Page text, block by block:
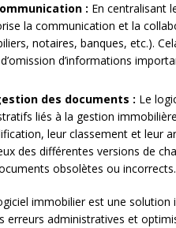
: En centralisant
la communication et la
notaires, banques, etc.).
d’informations
des documents : Le
liés à la gestion
leur classement et leur
des différentes versions de
obsolètes ou incorrects.
immobilier est une
erreurs administratives et